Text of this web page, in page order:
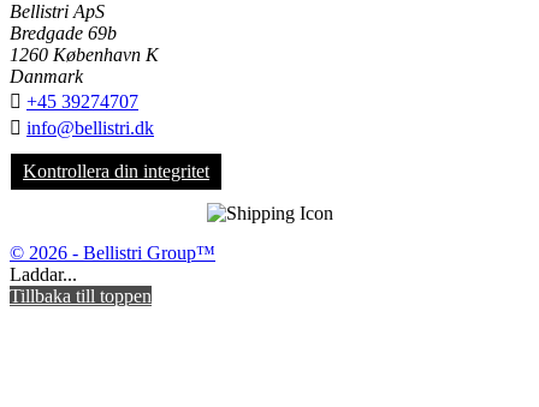
Bellistri ApS
Bredgade 69b
1260 København K
Danmark
 +45 39274707
 info@bellistri.dk
Kontrollera din integritet
© 2026 - Bellistri Group™
Laddar...
Tillbaka till toppen